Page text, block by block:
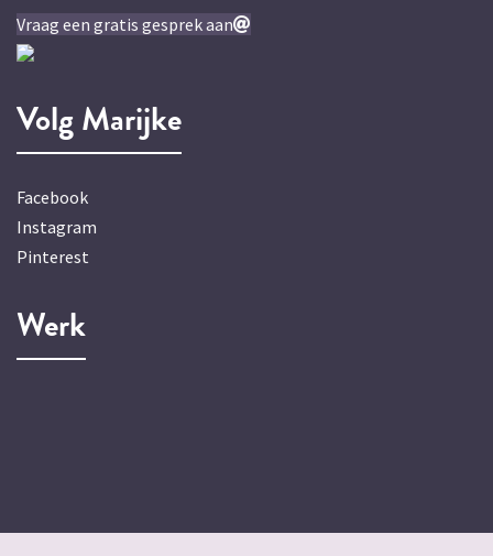
Vraag een gratis gesprek aan
Volg Marijke
Facebook
Instagram
Pinterest
Werk